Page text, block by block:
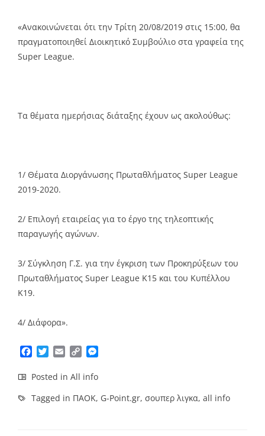
«Ανακοινώνεται ότι την Τρίτη 20/08/2019 στις 15:00, θα
πραγματοποιηθεί Διοικητικό Συμβούλιο στα γραφεία της
Super League.
Τα θέματα ημερήσιας διάταξης έχουν ως ακολούθως:
1/ Θέματα Διοργάνωσης Πρωταθλήματος Super League
2019-2020.
2/ Επιλογή εταιρείας για το έργο της τηλεοπτικής
παραγωγής αγώνων.
3/ Σύγκληση Γ.Σ. για την έγκριση των Προκηρύξεων του
Πρωταθλήματος Super League K15 και του Κυπέλλου
Κ19.
4/ Διάφορα».
Facebook
TwitterEmailCopy
Posted in All info
Tagged in ΠΑΟΚ, G-Point.gr, σουπερ λιγκα, all info